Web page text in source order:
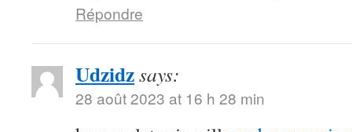
Répondre
Udzidzsays:
28 août 2023 at 16 h 28 min